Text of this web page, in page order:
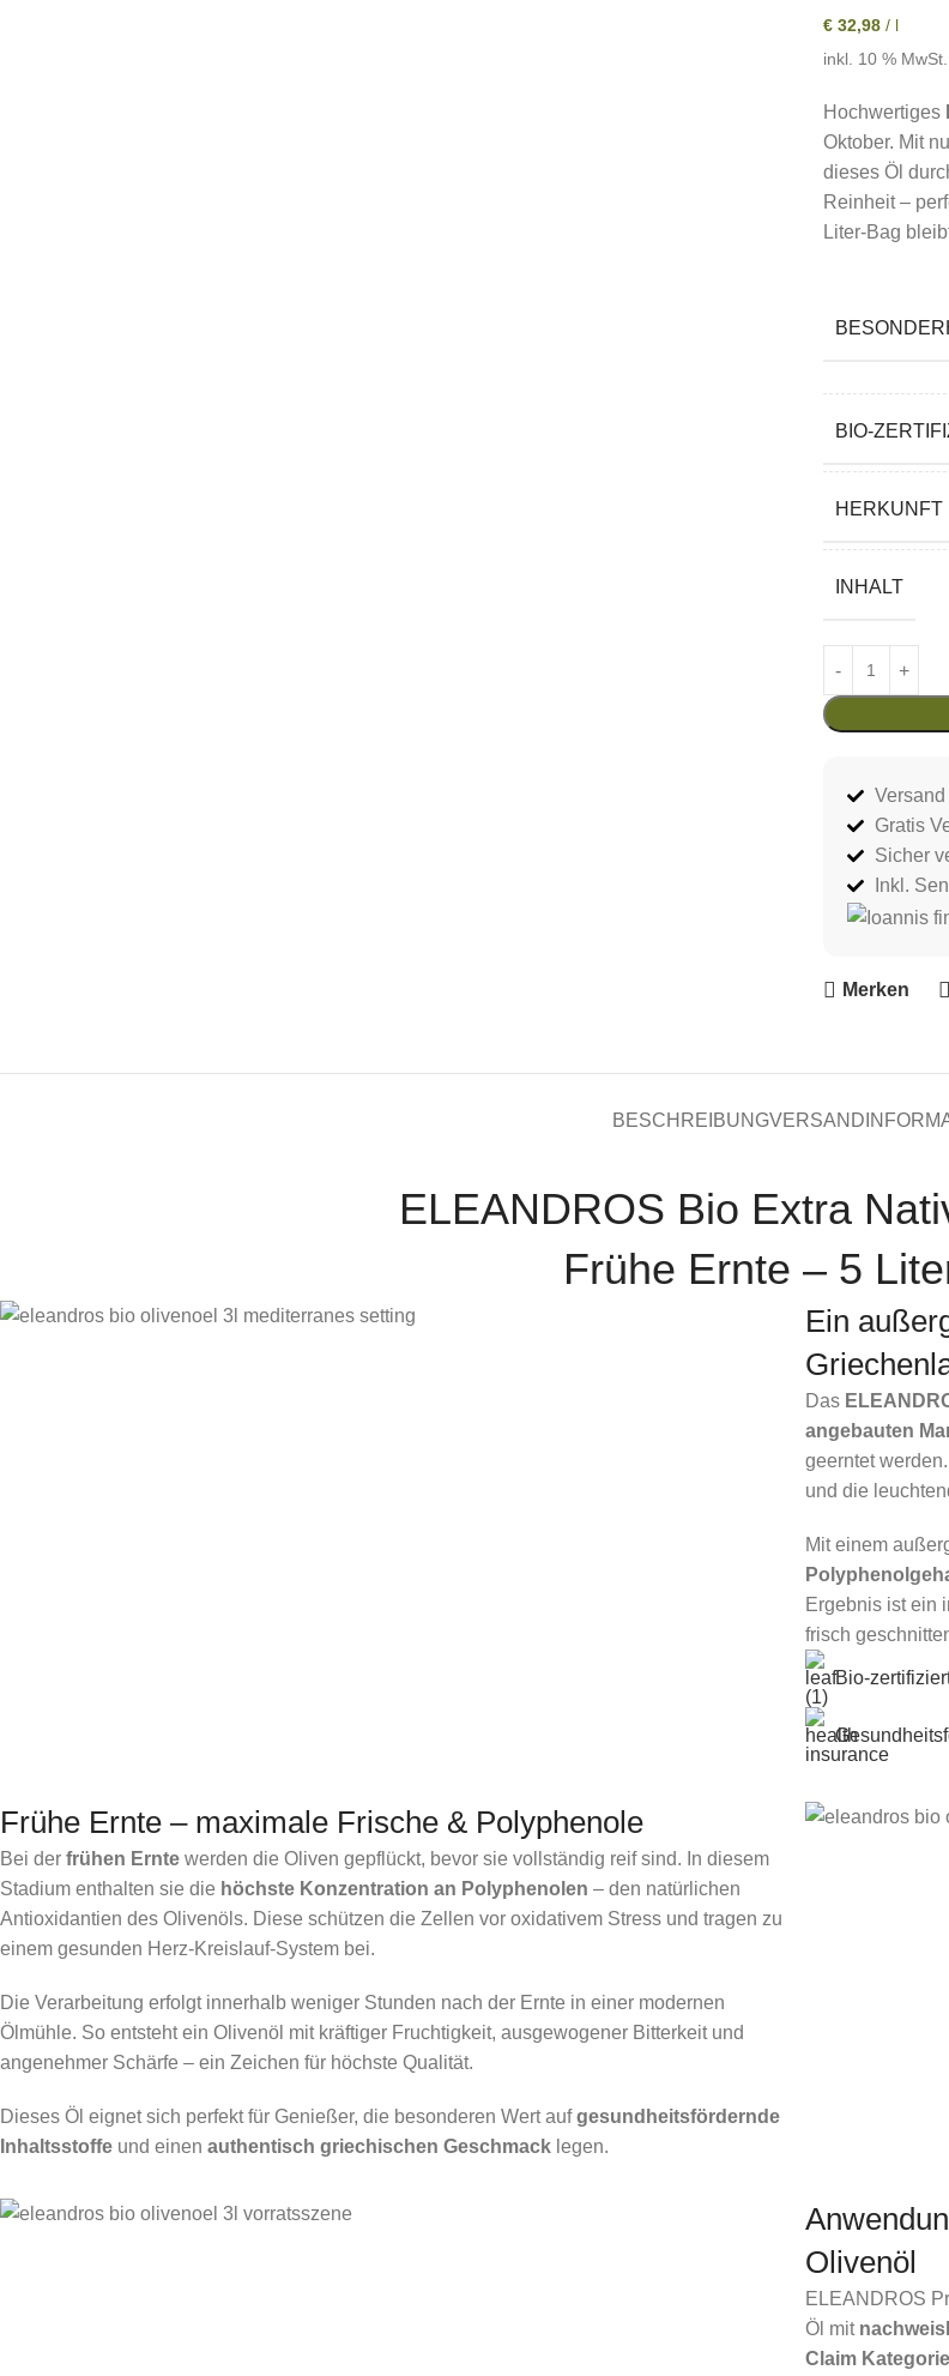
€ 32,98 / l
inkl. 10 % MwSt.
Hochwertiges
Oktober. Mit
dieses Öl
Reinheit –
Liter-Bag
BIO-
HERKUNFT
INHALT
Gratis
Sicher
Inkl.
Merken
BESCHREIBUNG
ELEANDROS Bio Extra
Frühe Ernte – 5
Ein
Das
angebauten
geerntet
und die
Mit einem
Ergebnis ist ein
frisch
Bio-
Frühe Ernte – maximale Frische & Polyphenole
Bei der frühen Ernte werden die Oliven gepflückt, bevor sie vollständig reif sind. In diesem
Stadium enthalten sie die höchste Konzentration an Polyphenolen – den natürlichen
Antioxidantien des Olivenöls. Diese schützen die Zellen vor oxidativem Stress und tragen zu
einem gesunden Herz-Kreislauf-System bei.
Die Verarbeitung erfolgt innerhalb weniger Stunden nach der Ernte in einer modernen
Ölmühle. So entsteht ein Olivenöl mit kräftiger Fruchtigkeit, ausgewogener Bitterkeit und
angenehmer Schärfe – ein Zeichen für höchste Qualität.
Dieses Öl eignet sich perfekt für Genießer, die besonderen Wert aufgesundheitsfördernde
Inhaltsstoffe und einen authentisch griechischen Geschmack legen.
Olivenöl
ELEANDROS
Öl mit
Claim